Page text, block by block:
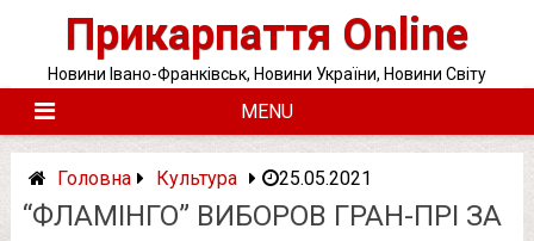
Прикарпаття Online
Новини Івано-Франківськ, Новини України, Новини Світу
MENU
Головна Культура 25.05.2021
“ФЛАМІНГО” ВИБОРОВ ГРАН-ПРІ ЗА